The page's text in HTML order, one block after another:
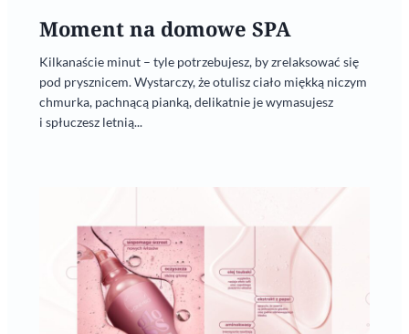
Moment na domowe SPA
Kilkanaście minut – tyle potrzebujesz, by zrelaksować się
pod prysznicem. Wystarczy, że otulisz ciało miękką niczym
chmurka, pachnącą pianką, delikatnie je wymasujesz
i spłuczesz letnią...